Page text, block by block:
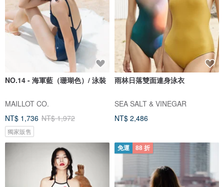
NO.14 - 海軍藍（珊瑚色）/ 泳裝
MAILLOT CO.
NT$ 1,736 NT$ 1,972
獨家販售
雨林日落雙面連身泳衣
SEA SALT & VINEGAR
NT$ 2,486
免運 88 折